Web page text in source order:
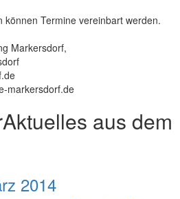
Termine vereinbart werden.
Markersdorf,
markersdorf.de
Aktuelles aus dem
2014